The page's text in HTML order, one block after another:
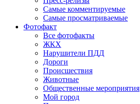
Самые комментируемые
Самые просматриваемые
Фотофакт
Все фотофакты
ЖКХ
Нарушители ПДД
Дороги
Происшествия
Животные
Общественные мероприятия
Мой город